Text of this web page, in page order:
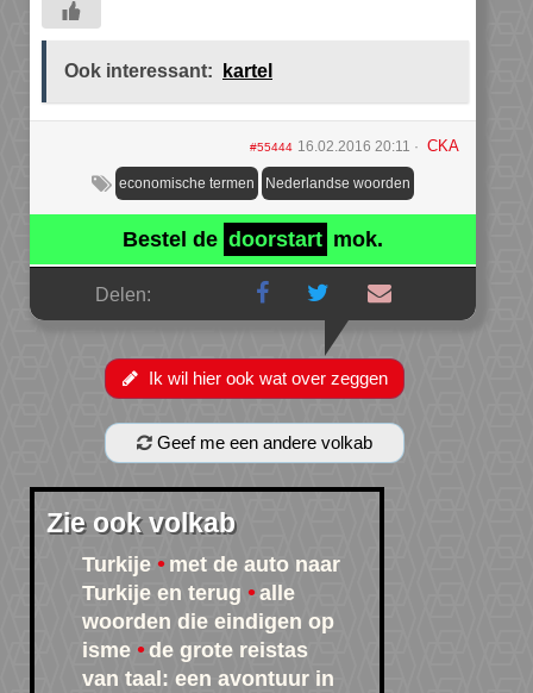
Ook interessant: kartel
#55444 16.02.2016 20:11 CKA
economische termen Nederlandse woorden
Bestel de doorstart mok.
Delen:
Ik wil hier ook wat over zeggen
Geef me een andere volkab
Zie ook volkab
Turkije
met de auto naar
Turkije en terug
alle
woorden die eindigen op
isme
de grote reistas
van taal: een avontuur in